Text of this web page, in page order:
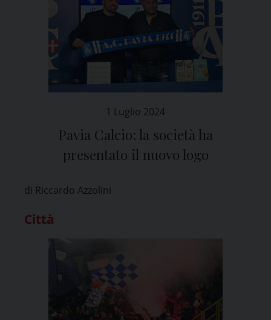
1 Luglio 2024
Pavia Calcio: la società ha
presentato il nuovo logo
di Riccardo Azzolini
Città